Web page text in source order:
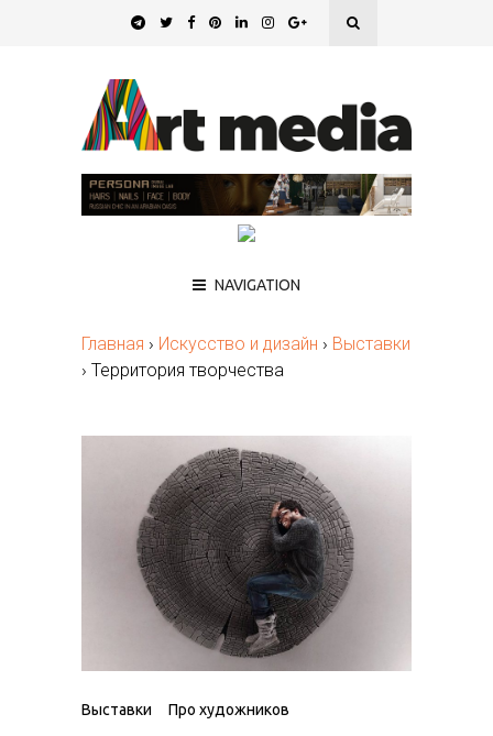
NAVIGATION
Главная › Искусство и дизайн › Выставки
› Территория творчества
Выставки Про художников